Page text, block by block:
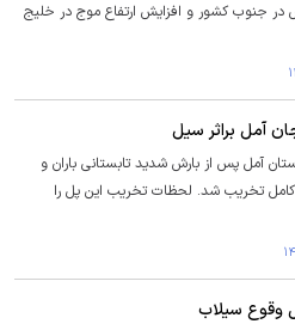
جنوب کشور و افزایش ارتفاع موج در خلیج
آمل براثر سیل
آمل پس از بارش شدید تابستانی باران و
تخریب شد. لحظات تخریب این پل را